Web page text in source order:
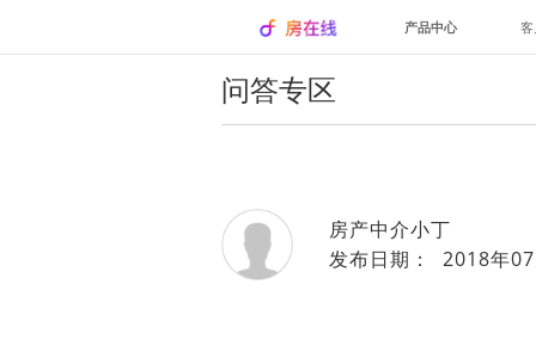
产品中心
问答专区
房产中介小丁
发布日期： 2018年